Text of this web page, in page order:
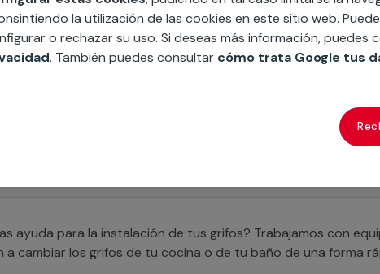
para instalar un plato de ducha? Trabajamos con
ayuda para la instalación de tus grifos? Trabajamos con
a cambiar los grifos de tu cocina o de tu baño de una forma
la utilización de las cookies en este sitio web.
o rechazar su uso. Si deseas más información, puedes
. También puedes consultar cómo trata Google tus